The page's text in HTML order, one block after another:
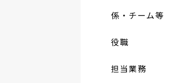
係・チーム等
役職
担当業務